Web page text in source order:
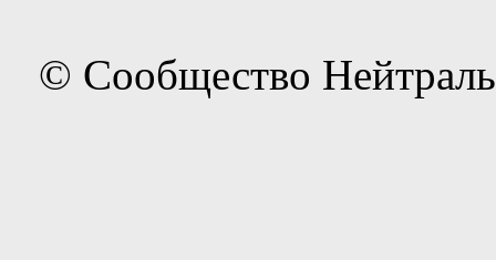
© Сообщество